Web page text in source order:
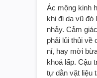
Ác mộng kinh
khi đi dạ vũ
nhảy. Cảm
phải lủi thủi về
nỉ, hay mời
khoả lấp. Cậu
tự dằn vặt liệu